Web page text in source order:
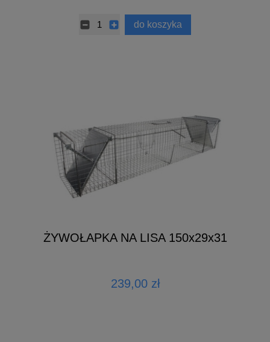
do koszyka
ŻYWOŁAPKA NA LISA 150x29x31
239,00 zł